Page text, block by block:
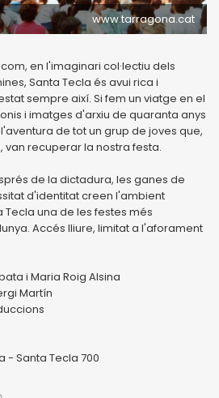
www.tarragona.cat
en l'imaginari col·lectiu dels
Santa Tecla és avui rica i
sempre així. Si fem un viatge en el
i imatges d'arxiu de quaranta anys
de tot un grup de joves que,
recuperar la nostra festa.
de la dictadura, les ganes de
d'identitat creen l'ambient
una de les festes més
Accés lliure, limitat a l'aforament
i Maria Roig Alsina
Martín
- Santa Tecla 700